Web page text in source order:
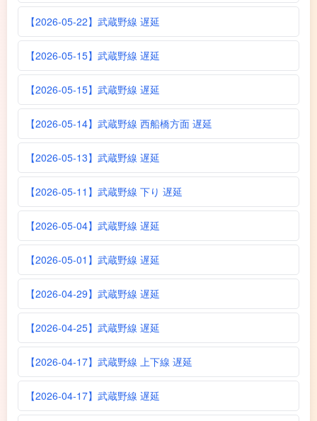
【2026-05-22】武蔵野線 遅延
【2026-05-15】武蔵野線 遅延
【2026-05-15】武蔵野線 遅延
【2026-05-14】武蔵野線 西船橋方面 遅延
【2026-05-13】武蔵野線 遅延
【2026-05-11】武蔵野線 下り 遅延
【2026-05-04】武蔵野線 遅延
【2026-05-01】武蔵野線 遅延
【2026-04-29】武蔵野線 遅延
【2026-04-25】武蔵野線 遅延
【2026-04-17】武蔵野線 上下線 遅延
【2026-04-17】武蔵野線 遅延